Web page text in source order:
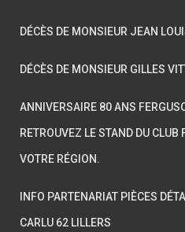
DÉCÈS DE MONSIEUR JEAN
DÉCÈS DE MONSIEUR GILLES
ANNIVERSAIRE 80 ANS
RETROUVEZ LE STAND DU
VOTRE RÉGION.
INFO PARTENARIAT PIÈCES
CARLU 62 LILLERS